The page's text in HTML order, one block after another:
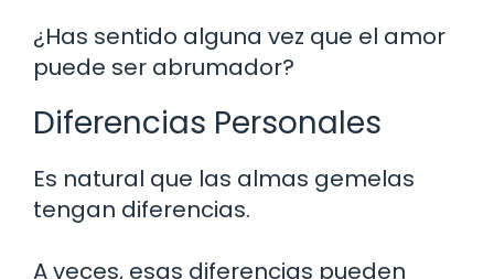
¿Has sentido alguna vez que el amor
puede ser abrumador?
Diferencias Personales
Es natural que las almas gemelas
tengan diferencias.
A veces, esas diferencias pueden